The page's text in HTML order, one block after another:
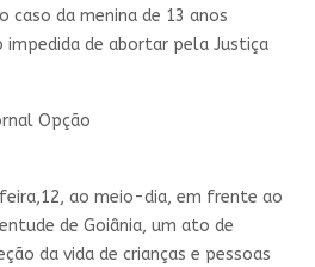
caso da menina de 13 anos
de abortar pela Justiça
Opção
ao meio-dia, em frente ao
de Goiânia, um ato de
da vida de crianças e pessoas